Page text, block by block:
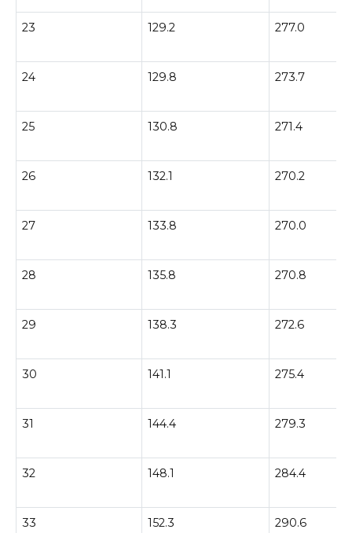
23 129.2 277.0
24 129.8 273.7
25 130.8 271.4
26 132.1 270.2
27 133.8 270.0
28 135.8 270.8
29 138.3 272.6
30 141.1 275.4
31 144.4 279.3
32 148.1 284.4
33 152.3 290.6